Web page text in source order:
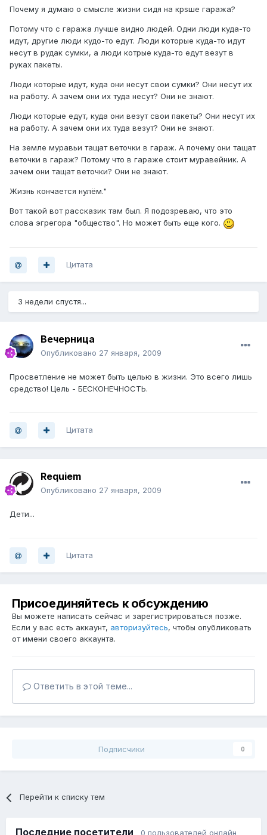
Почему я думаю о смысле жизни сидя на крsше гаража?
Потому что с гаража лучше видно людей. Одни люди куда-то
идут, другие люди кудо-то едут. Люди которые куда-то идут
несут в рудак сумки, а люди котрые куда-то едут везут в
руках пакеты.
Люди которые идут, куда они несут свои сумки? Они несут их
на работу. А зачем они их туда несут? Они не знают.
Люди которые едут, куда они везут свои пакеты? Они несут их
на работу. А зачем они их туда везут? Они не знают.
На земле муравьи тащат веточки в гараж. А почему они тащат
веточки в гараж? Потому что в гараже стоит муравейник. А
зачем они тащат веточки? Они не знают.
Жизнь кончается нулём."
Вот такой вот рассказик там был. Я подозреваю, что это
слова эгрегора "общество". Но может быть еще кого.
Цитата
3 недели спустя...
Вечерница
Опубликовано 27 января, 2009
Просветление не может быть целью в жизни. Это всего лишь
средство! Цель - БЕСКОНЕЧНОСТЬ.
Цитата
Requiem
Опубликовано 27 января, 2009
Дети...
Цитата
Присоединяйтесь к обсуждению
Вы можете написать сейчас и зарегистрироваться позже.
Если у вас есть аккаунт, авторизуйтесь, чтобы опубликовать
от имени своего аккаунта.
Ответить в этой теме...
Подписчики 0
Перейти к списку тем
Последние посетители 0 пользователей онлайн